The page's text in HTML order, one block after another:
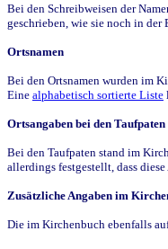
Bei den Schreibweisen der
geschrieben, wie sie noch in
Ortsnamen
Bei den Ortsnamen wurden im
Eine alphabetisch sortierte Liste
Ortsangaben bei den Taufpaten
Bei den Taufpaten stand im
allerdings festgestellt, dass
Zusätzliche Angaben im
Die im Kirchenbuch ebenfalls